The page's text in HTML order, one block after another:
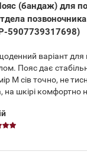
(бандаж) для
5907739317698)
варіант для
Пояс дає
M сів точно, не
на шкірі комфортно
прання не